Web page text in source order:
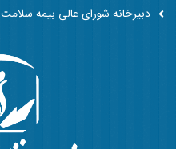
دبیرخانه شورای عالی بیمه سلامت